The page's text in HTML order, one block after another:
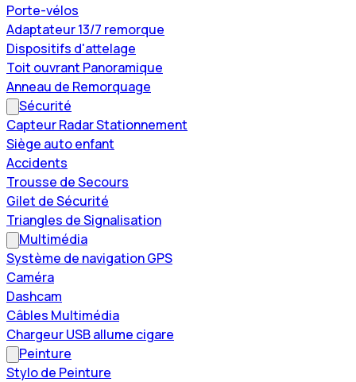
Porte-vélos
Adaptateur 13/7 remorque
Dispositifs d'attelage
Toit ouvrant Panoramique
Anneau de Remorquage
Sécurité
Capteur Radar Stationnement
Siège auto enfant
Accidents
Trousse de Secours
Gilet de Sécurité
Triangles de Signalisation
Multimédia
Système de navigation GPS
Caméra
Dashcam
Câbles Multimédia
Chargeur USB allume cigare
Peinture
Stylo de Peinture